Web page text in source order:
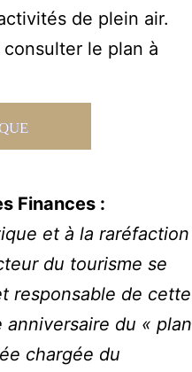
de plein air.
le plan à
Finances :
et à la raréfaction
du tourisme se
responsable de cette
anniversaire du « plan
chargée du